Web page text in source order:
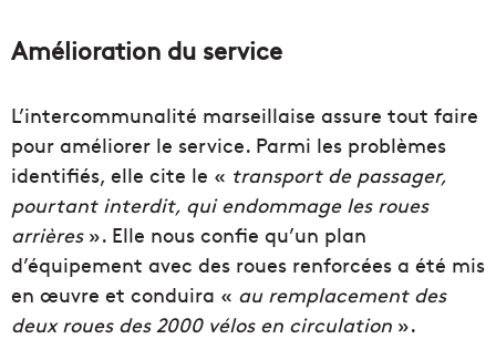
Amélioration du service
L’intercommunalité marseillaise assure tout faire
pour améliorer le service. Parmi les problèmes
identifiés, elle cite le « transport de passager,
pourtant interdit, qui endommage les roues
arrières ». Elle nous confie qu’un plan
d’équipement avec des roues renforcées a été mis
en œuvre et conduira « au remplacement des
deux roues des 2000 vélos en circulation ».